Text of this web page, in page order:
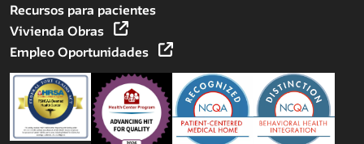
Recursos para pacientes
Vivienda Obras
Empleo Oportunidades